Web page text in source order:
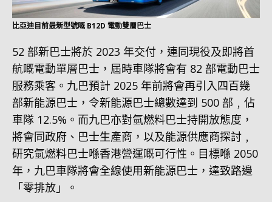
比亞迪目前最新型號嘅 B12D 電動雙層巴士
52 部新巴士將於 2023 年交付，連同現役及即將首
航嘅電動單層巴士，屆時車隊將會有 82 部電動巴士
服務乘客。九巴預計 2025 年前將會再引入四百幾
部新能源巴士，令新能源巴士總數達到 500 部﹐佔
車隊 12.5%。而九巴亦對氫燃料巴士持開放態度，
將會同政府、巴士生產商，以及能源供應商探討﹐
研究氫燃料巴士喺香港營運嘅可行性。目標喺 2050
年，九巴車隊將會全線使用新能源巴士，達致路邊
「零排放」。